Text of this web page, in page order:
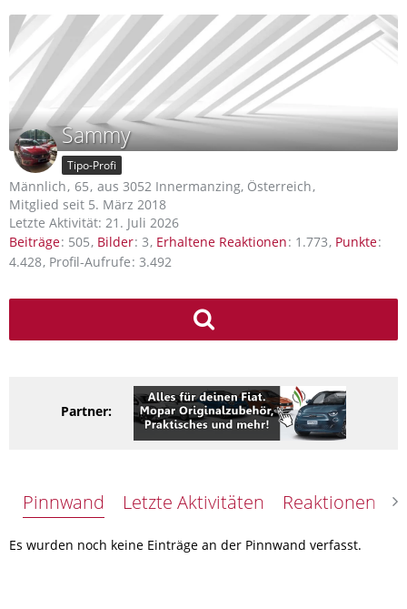
Sammy
Tipo-Profi
Männlich 65 aus 3052 Innermanzing, Österreich
Mitglied seit 5. März 2018
Letzte Aktivität: 21. Juli 2026
Beiträge 505 Bilder 3 Erhaltene Reaktionen 1.773 Punkte
4.428 Profil-Aufrufe 3.492
Partner:
Pinnwand Letzte Aktivitäten Reaktionen
Es wurden noch keine Einträge an der Pinnwand verfasst.